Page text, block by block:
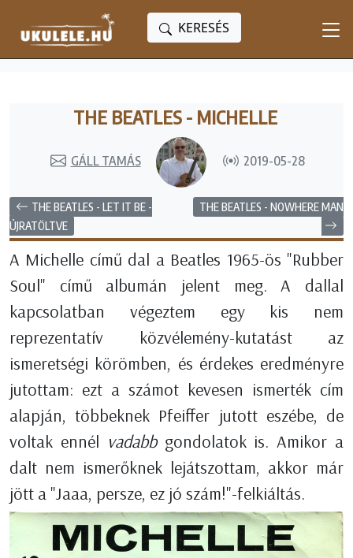
KERESÉS
THE BEATLES - MICHELLE
GÁLL TAMÁS 2019-05-28
THE BEATLES - LET IT BE -
ÚJRATÖLTVE
THE BEATLES - NOWHERE MAN
A Michelle című dal a Beatles 1965-ös "Rubber
Soul" című albumán jelent meg. A dallal
kapcsolatban végeztem egy kis nem
reprezentatív közvélemény-kutatást az
ismeretségi körömben, és érdekes eredményre
jutottam: ezt a számot kevesen ismerték cím
alapján, többeknek Pfeiffer jutott eszébe, de
voltak ennél vadabbgondolatok is. Amikor a
dalt nem ismerőknek lejátszottam, akkor már
jött a "Jaaa, persze, ez jó szám!"-felkiáltás.